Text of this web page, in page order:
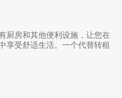
厨房和其他便利设施，让您在
享受舒适生活。一个代替转租